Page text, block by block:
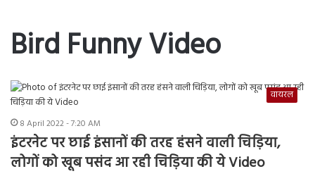
Bird Funny Video
वायरल
8 April 2022 - 7:20 AM
इंटरनेट पर छाई इंसानों की तरह हंसने वाली चिड़िया,
लोगों को खूब पसंद आ रही चिड़िया की ये Video